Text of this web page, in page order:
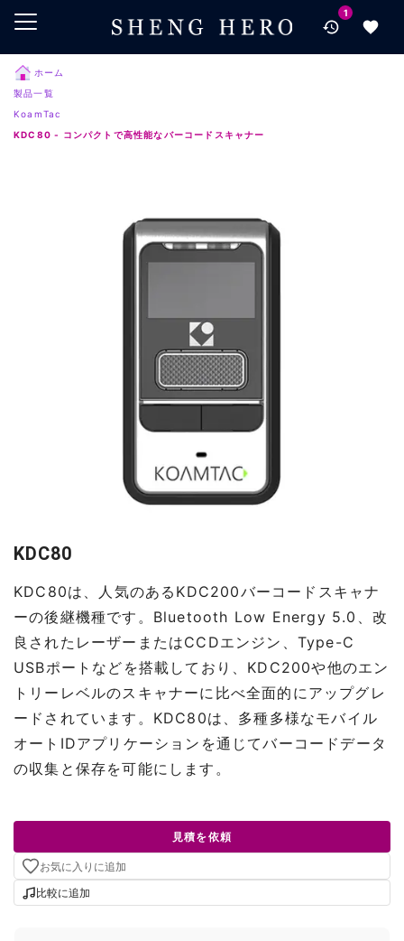
メインコンテンツにスキップ
検索にスキップ
フッターにスキップ
1
ホーム
製品一覧
KoamTac
KDC80 - コンパクトで高性能なバーコードスキャナー
KDC80
KDC80は、人気のあるKDC200バーコードスキャナ
ーの後継機種です。Bluetooth Low Energy 5.0、改
良されたレーザーまたはCCDエンジン、Type-C
USBポートなどを搭載しており、KDC200や他のエン
トリーレベルのスキャナーに比べ全面的にアップグレ
ードされています。KDC80は、多種多様なモバイル
オートIDアプリケーションを通じてバーコードデータ
の収集と保存を可能にします。
見積を依頼
お気に入りに追加
比較に追加